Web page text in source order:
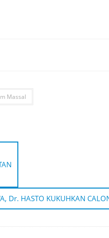
Massal
Dr. HASTO KUKUHKAN